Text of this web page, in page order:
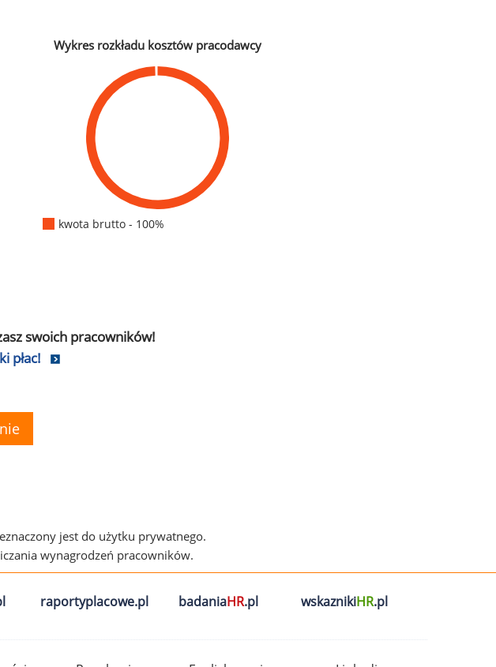
Wykres rozkładu kosztów pracodawcy
kwota brutto - 100%
swoich pracowników!
płac!
jest do użytku prywatnego.
wynagrodzeń pracowników.
raportyplacowe.pl badaniaHR.pl wskaznikiHR.pl